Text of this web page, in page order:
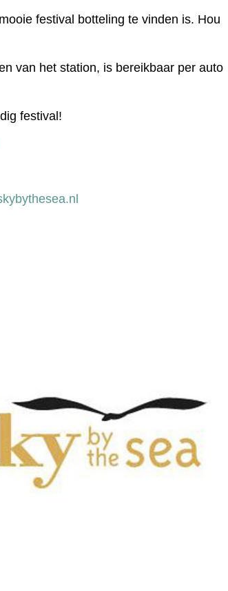
festival botteling te vinden is. Hou
van het station, is bereikbaar per auto
festival!